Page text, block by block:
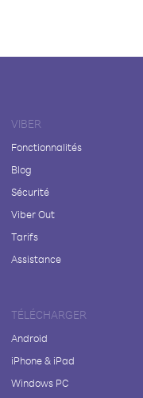
VIBER
Fonctionnalités
Blog
Sécurité
Viber Out
Tarifs
Assistance
TÉLÉCHARGER
Android
iPhone & iPad
Windows PC